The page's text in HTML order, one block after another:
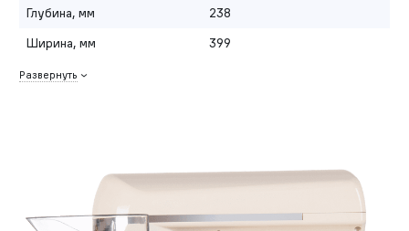
Глубина, мм
238
Ширина, мм
399
Развернуть